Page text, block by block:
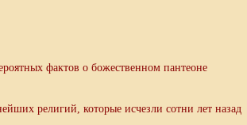
фактов о божественном пантеоне
религий, которые исчезли сотни лет назад